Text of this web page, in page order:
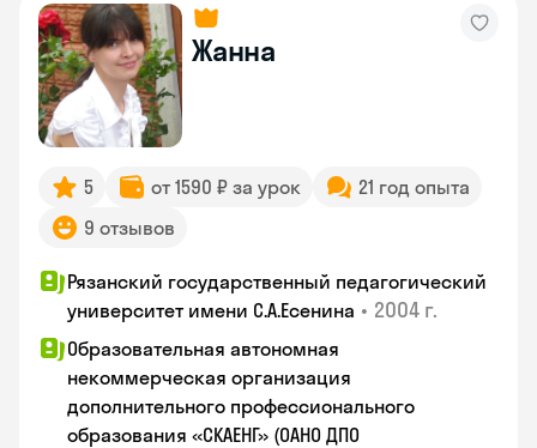
Жанна
5 от 1590 ₽ за урок
21 год опыта
9 отзывов
Рязанский государственный педагогический
университет имени С.А.Есенина • 2004 г.
Образовательная автономная
некоммерческая организация
дополнительного профессионального
образования «СКАЕНГ» (ОАНО ДПО